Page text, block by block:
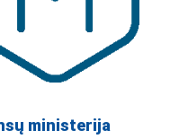
ministerija